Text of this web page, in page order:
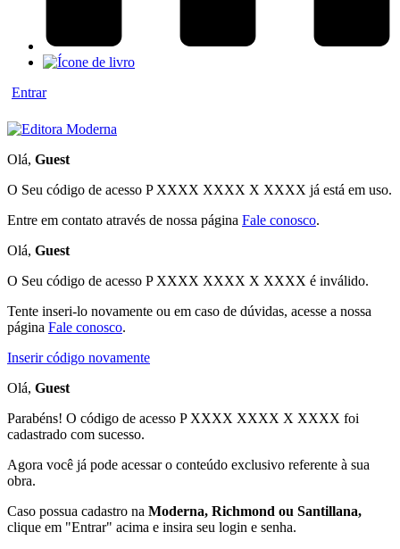
Entrar
Olá, Guest
O Seu código de acesso P XXXX XXXX X XXXX já está em uso.
Entre em contato através de nossa página Fale conosco.
Olá, Guest
O Seu código de acesso P XXXX XXXX X XXXX é inválido.
Tente inseri-lo novamente ou em caso de dúvidas, acesse a nossa
página Fale conosco.
Inserir código novamente
Olá, Guest
Parabéns! O código de acesso P XXXX XXXX X XXXX foi
cadastrado com sucesso.
Agora você já pode acessar o conteúdo exclusivo referente à sua
obra.
Caso possua cadastro na Moderna, Richmond ou Santillana,
clique em "Entrar" acima e insira seu login e senha.